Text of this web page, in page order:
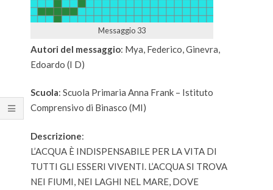
Messaggio 33
Autori del messaggio: Mya, Federico, Ginevra,
Edoardo (I D)
Scuola: Scuola Primaria Anna Frank – Istituto
Comprensivo di Binasco (MI)
Descrizione:
L’ACQUA È INDISPENSABILE PER LA VITA DI
TUTTI GLI ESSERI VIVENTI. L’ACQUA SI TROVA
NEI FIUMI, NEI LAGHI NEL MARE, DOVE